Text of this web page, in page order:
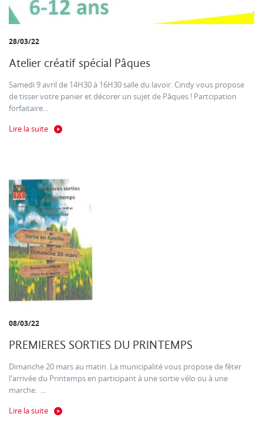
28/03/22
Atelier créatif spécial Pâques
Samedi 9 avril de 14H30 à 16H30 salle du lavoir. Cindy vous propose
de tisser votre panier et décorer un sujet de Pâques ! Partcipation
forfaitaire...
Lire la suite
08/03/22
PREMIERES SORTIES DU PRINTEMPS
Dimanche 20 mars au matin. La municipalité vous propose de fêter
l'arrivée du Printemps en participant à une sortie vélo ou à une
marche. ...
Lire la suite